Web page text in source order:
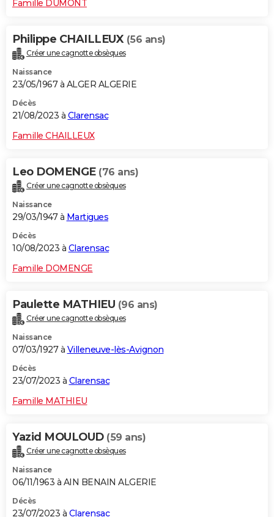
Famille DUMONT
Philippe CHAILLEUX (56 ans)
Créer une cagnotte obsèques
Naissance
23/05/1967 à ALGER ALGERIE
Décès
21/08/2023 à Clarensac
Famille CHAILLEUX
Leo DOMENGE (76 ans)
Créer une cagnotte obsèques
Naissance
29/03/1947 à Martigues
Décès
10/08/2023 à Clarensac
Famille DOMENGE
Paulette MATHIEU (96 ans)
Créer une cagnotte obsèques
Naissance
07/03/1927 à Villeneuve-lès-Avignon
Décès
23/07/2023 à Clarensac
Famille MATHIEU
Yazid MOULOUD (59 ans)
Créer une cagnotte obsèques
Naissance
06/11/1963 à AIN BENAIN ALGERIE
Décès
23/07/2023 à Clarensac